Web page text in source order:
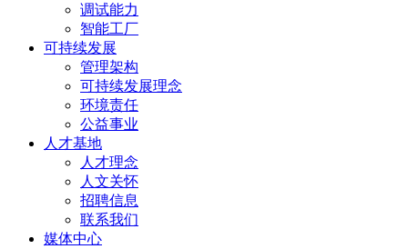
调试能力
智能工厂
可持续发展
管理架构
可持续发展理念
环境责任
公益事业
人才基地
人才理念
人文关怀
招聘信息
联系我们
媒体中心